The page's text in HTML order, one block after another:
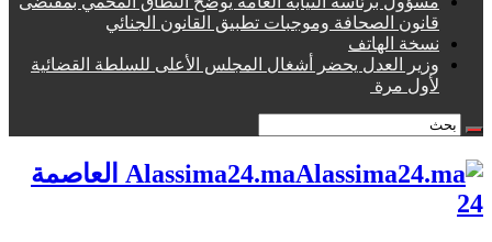
قانون الصحافة وموجبات تطبيق القانون الجنائي
نسخة الهاتف
وزير العدل يحضر أشغال المجلس الأعلى للسلطة القضائية
لأول مرة
Alassima24.ma العاصمة
24